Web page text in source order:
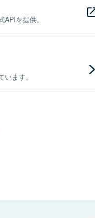
を提供。
ます。